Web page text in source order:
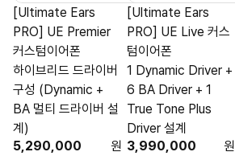
[Ultimate Ears
PRO] UE Premier
커스텀이어폰
하이브리드 드라이버
구성 (Dynamic +
BA 멀티 드라이버 설
계)
5,290,000
원
[Ultimate Ears
PRO] UE Live 커스
텀이어폰
1 Dynamic Driver +
6 BA Driver + 1
True Tone Plus
Driver 설계
3,990,000
원